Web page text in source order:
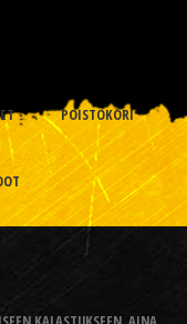
POISTOKORI